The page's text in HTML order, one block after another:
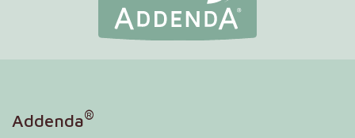
Addenda®